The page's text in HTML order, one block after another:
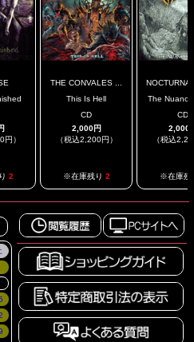
円）
2
THE CONVALES ...
This Is Hell
CD
2,000円
（税込2,200円）
※在庫残り 2
The
CD
2,000
（税込
※在庫残